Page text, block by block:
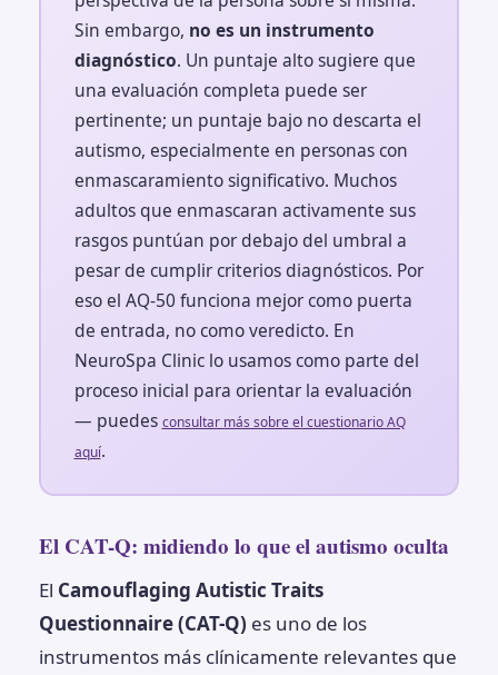
Sin embargo, no es un instrumento
diagnóstico. Un puntaje alto sugiere que
una evaluación completa puede ser
pertinente; un puntaje bajo no descarta el
autismo, especialmente en personas con
enmascaramiento significativo. Muchos
adultos que enmascaran activamente sus
rasgos puntúan por debajo del umbral a
pesar de cumplir criterios diagnósticos. Por
eso el AQ-50 funciona mejor como puerta
de entrada, no como veredicto. En
NeuroSpa Clinic lo usamos como parte del
proceso inicial para orientar la evaluación
— puedes consultar más sobre el cuestionario AQ
aquí.
El CAT-Q: midiendo lo que el autismo oculta
El Camouflaging Autistic Traits
Questionnaire (CAT-Q) es uno de los
instrumentos más clínicamente relevantes que